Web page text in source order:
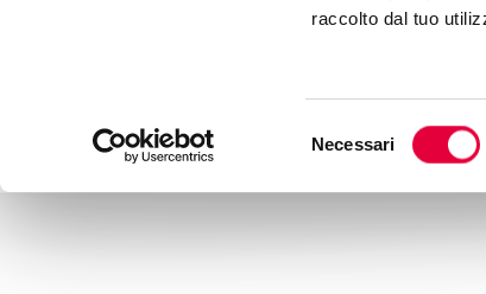
raccolto dal tuo
Necessari